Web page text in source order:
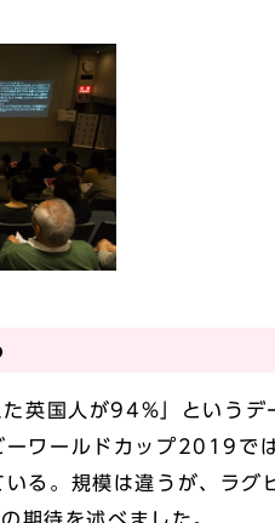
英国人が94%」というデ
ワールドカップ2019で
る。規模は違うが、ラ